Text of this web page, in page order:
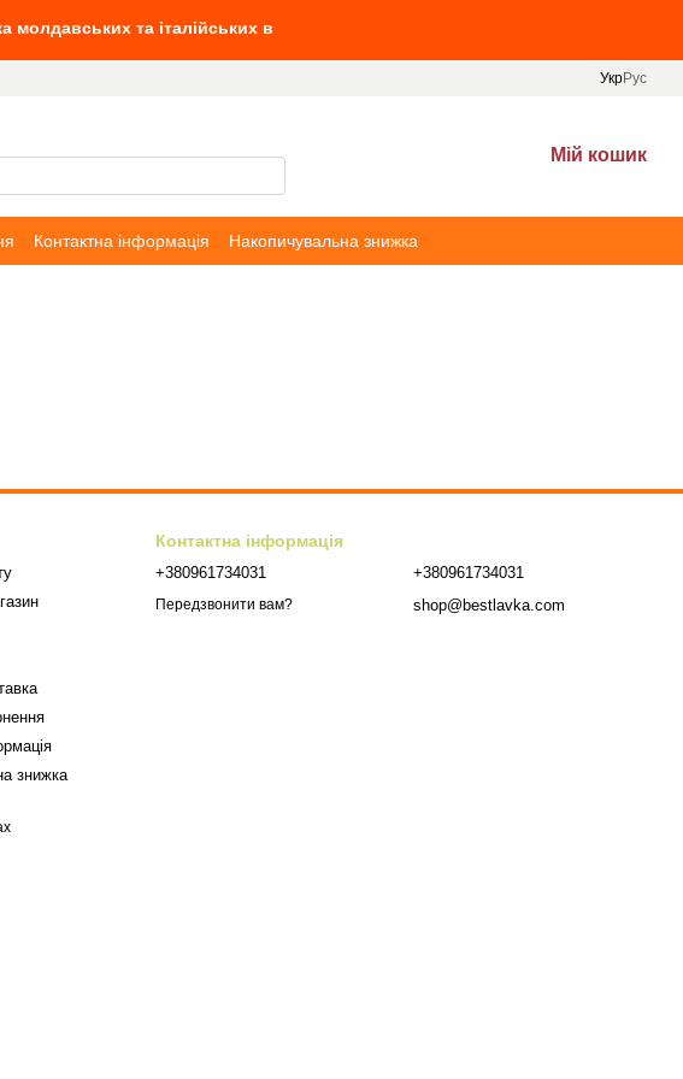
та італійських вин від 10 л вин, та Villa Tinta від 690 грн
УкрРус
Мій кошик
Контактна інформація Накопичувальна знижка
знижка
Контактна інформація
+380961734031
Передзвонити вам?
+380961734031
shop@bestlavka.com